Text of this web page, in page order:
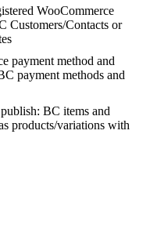
WooCommerce
Customers/Contacts or
payment method and
payment methods and
BC items and
products/variations with